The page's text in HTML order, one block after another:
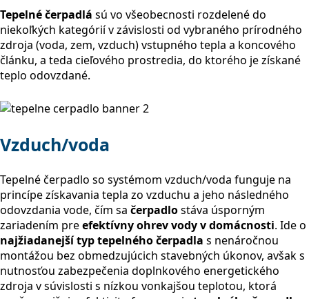
Tepelné čerpadlá sú vo všeobecnosti rozdelené do
niekoľkých kategórií v závislosti od vybraného prírodného
zdroja (voda, zem, vzduch) vstupného tepla a koncového
článku, a teda cieľového prostredia, do ktorého je získané
teplo odovzdané.
Vzduch/voda
Tepelné čerpadlo so systémom vzduch/voda funguje na
princípe získavania tepla zo vzduchu a jeho následného
odovzdania vode, čím sa čerpadlostáva úsporným
zariadením preefektívny ohrev vody v domácnosti. Ide o
najžiadanejší typ tepelného čerpadla s nenáročnou
montážou bez obmedzujúcich stavebných úkonov, avšak s
nutnosťou zabezpečenia doplnkového energetického
zdroja v súvislosti s nízkou vonkajšou teplotou, ktorá